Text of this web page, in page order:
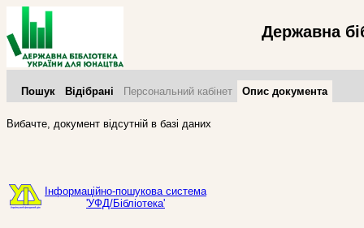
Державна
Пошук Відібрані Персональний кабінет Опис документа
Вибачте, документ відсутній в базі даних
Інформаційно-пошукова система
'УФД/Бібліотека'